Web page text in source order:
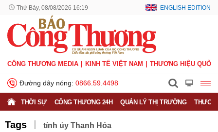
Thứ Bảy, 08/08/2026 16:19 ENGLISH EDITION
CÔNG THƯƠNG MEDIA KINH TẾ VIỆT NAM THƯƠNG HIỆU QUỐC
Đường dây nóng: 0866.59.4498
THỜI SỰ CÔNG THƯƠNG 24H QUẢN LÝ THỊ TRƯỜNG
Tags tỉnh ủy Thanh Hóa